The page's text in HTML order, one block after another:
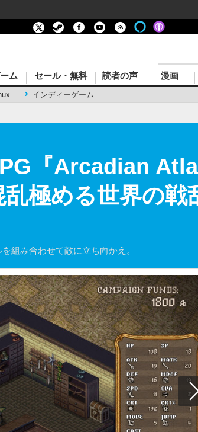
インディーゲーム
ム セール・無料 読者の声 漫画
『Arcadian
極める世界の
組み合わせて敵に立ち向かえ。